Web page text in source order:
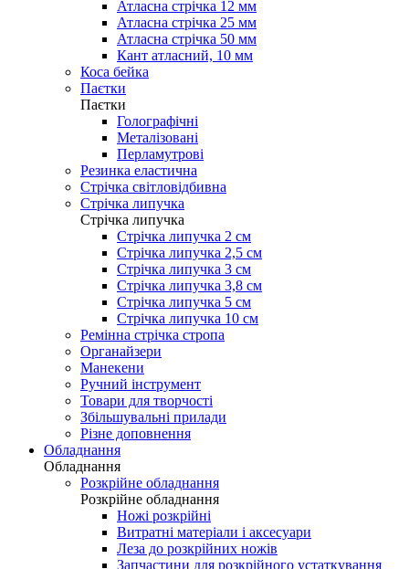
Атласна стрічка 12 мм
Атласна стрічка 25 мм
Атласна стрічка 50 мм
Кант атласний, 10 мм
Коса бейка
Паєтки
Паєтки
Голографічні
Металізовані
Перламутрові
Резинка еластична
Стрічка світловідбивна
Стрічка липучка
Стрічка липучка
Стрічка липучка 2 см
Стрічка липучка 2,5 см
Стрічка липучка 3 см
Стрічка липучка 3,8 см
Стрічка липучка 5 см
Стрічка липучка 10 см
Ремінна стрічка стропа
Органайзери
Манекени
Ручний інструмент
Товари для творчості
Збільшувальні прилади
Різне доповнення
Обладнання
Обладнання
Розкрійне обладнання
Розкрійне обладнання
Ножі розкрійні
Витратні матеріали і аксесуари
Леза до розкрійних ножів
Запчастини для розкрійного устаткування